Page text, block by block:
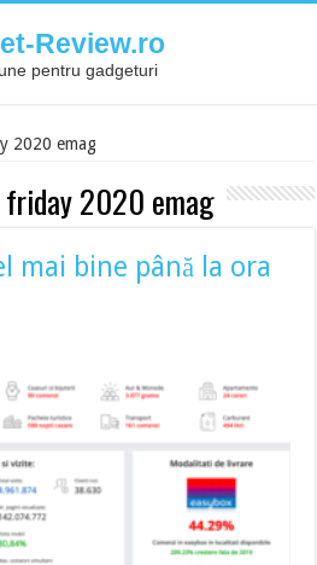
Review.ro
pentru gadgeturi
2020 emag
2020 emag
mai bine până la ora